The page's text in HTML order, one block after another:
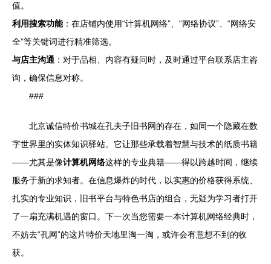
值。
利用搜索功能：在店铺内使用“计算机网络”、“网络协议”、“网络安
全”等关键词进行精准筛选。
与店主沟通 ：对于品相、内容有疑问时，及时通过平台联系店主咨
询，确保信息对称。
###
北京诚信特价书城在孔夫子旧书网的存在，如同一个隐藏在数
字世界里的实体知识驿站。它让那些承载着智慧与技术的纸质书籍
——尤其是像计算机网络这样的专业典籍——得以跨越时间，继续
服务于新的求知者。在信息爆炸的时代，以实惠的价格获得系统、
扎实的专业知识，旧书平台与特色书店的组合，无疑为学习者打开
了一扇充满机遇的窗口。下一次当您需要一本计算机网络经典时，
不妨去“孔网”的这片特价天地里淘一淘，或许会有意想不到的收
获。